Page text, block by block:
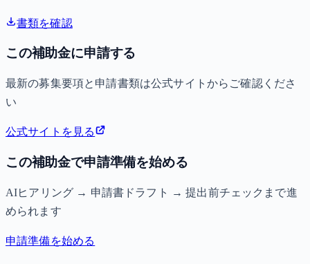
書類を確認
この補助金に申請する
最新の募集要項と申請書類は公式サイトからご確認くださ
い
公式サイトを見る
この補助金で申請準備を始める
AIヒアリング → 申請書ドラフト → 提出前チェックまで進
められます
申請準備を始める